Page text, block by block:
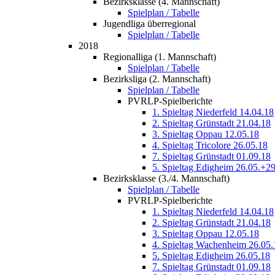
Spielplan / Tabelle
Jugendliga überregional
Spielplan / Tabelle
2018
Regionalliga (1. Mannschaft)
Spielplan / Tabelle
Bezirksliga (2. Mannschaft)
Spielplan / Tabelle
PVRLP-Spielberichte
1. Spieltag Niederfeld 14.04.18
2. Spieltag Grünstadt 21.04.18
3. Spieltag Oppau 12.05.18
4. Spieltag Tricolore 26.05.18
7. Spieltag Grünstadt 01.09.18
5. Spieltag Edigheim
Bezirksklasse (3./4. Mannschaft)
Spielplan / Tabelle
PVRLP-Spielberichte
1. Spieltag Niederfeld 14.04.18
2. Spieltag Grünstadt 21.04.18
3. Spieltag Oppau 12.05.18
4. Spieltag Wachenheim
5. Spieltag Edigheim 26.05.18
7. Spieltag Grünstadt 01.09.18